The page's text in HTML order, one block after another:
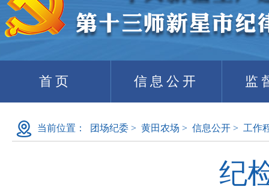
首页 信息公开 监
当前位置： 团场纪委 > 黄田农场 > 信息公开 > 工作
纪